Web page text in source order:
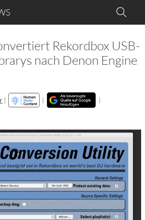
Rekordbox USB-
nach Denon Engine
| |
|